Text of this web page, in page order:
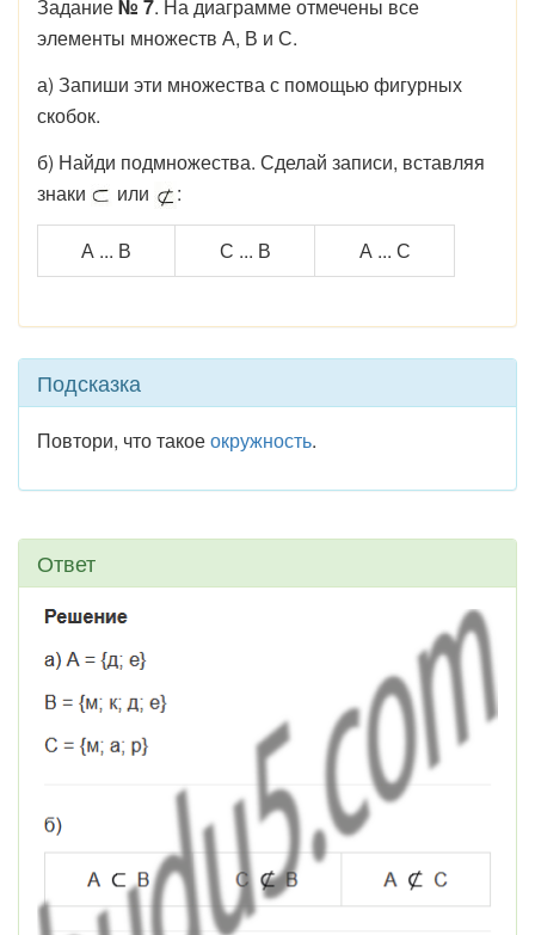
Задание№ 7. На диаграмме отмечены все
элементы множеств А, В и С.
а) Запиши эти множества с помощью фигурных
скобок.
б) Найди подмножества. Сделай записи, вставляя
знаки
или :
А ... В С ... В А ... С
Подсказка
Повтори, что такоеокружность.
Ответ